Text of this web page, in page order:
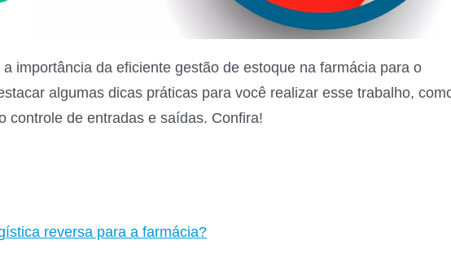
importância da eficiente gestão de estoque na farmácia para o
algumas dicas práticas para você realizar esse trabalho,
controle de entradas e saídas. Confira!
reversa para a farmácia?